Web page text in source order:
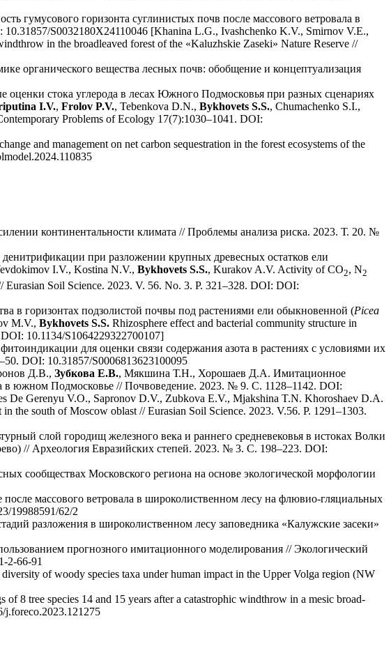
гумусового горизонта суглинистых почв после массового ветровала в
S0032180X24110046 [Khanina L.G., Ivashchenko K.V., Smirnov V.E.,
in the broadleaved forest of the «Kaluzhskie Zaseki» Nature Reserve //
органического вещества лесных почв: обобщение и концептуализация
стока углерода в лесах Южного Подмосковья при разных сценариях
I.V., Frolov P.V., Tebenkova D.N., Bykhovets S.S., Chumachenko S.I.,
Problems of Ecology 17(7):1030–1041. DOI:
and management on net carbon sequestration in the forest ecosystems of the
континентальности климата // Проблемы анализа риска. 2023. Т. 20. №
при разложении крупных древесных остатков ели
I.V., Kostina N.V., Bykhovets S.S., Kurakov A.V. Activity of СО2, N2
Soil Science. 2023. V. 56. No. 3. P. 321–328. DOI: DOI:
в горизонтах подзолистой почвы под растениями ели обыкновенной (Picea
M.V., Bykhovets S.S. Rhizosphere effect and bacterial community structure in
10.1134/S1064229322700107]
для оценки связи содержания азота в растениях с условиями их
DOI: 10.31857/S0006813623100095
Д.В., Зубкова Е.В., Мякшина Т.Н., Хорошаев Д.А. Имитационное
в южном Подмосковье // Почвоведение. 2023. № 9. С. 1128–1142. DOI:
De Gerenyu V.O., Sapronov D.V., Zubkova E.V., Mjakshina T.N. Khoroshaev D.A.
the south of Moscow oblast // Eurasian Soil Science. 2023. V.56. P. 1291–1303.
слой городищ железного века и раннего средневековья в истоках Волки
// Археология Евразийских степей. 2023. № 3. С. 198–223. DOI:
сообществах Московского региона на основе экологической морфологии
массового ветровала в широколиственном лесу на флювио-гляциальных
19988591/62/2
разложения в широколиственном лесу заповедника «Калужские засеки»
прогнозного имитационного моделирования // Экологический
2-66-91
of woody species taxa under human impact in the Upper Volga region (NW
8 tree species 14 and 15 years after a catastrophic windthrow in a mesic broad-
j.foreco.2023.121275